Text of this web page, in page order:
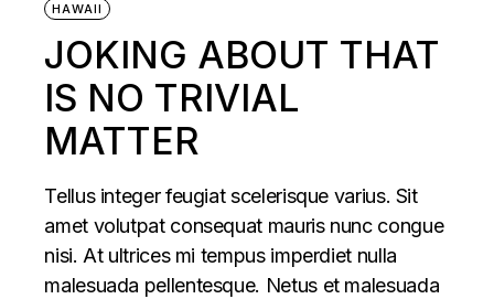
HAWAII
JOKING ABOUT THAT
IS NO TRIVIAL
MATTER
Tellus integer feugiat scelerisque varius. Sit
amet volutpat consequat mauris nunc congue
nisi. At ultrices mi tempus imperdiet nulla
malesuada pellentesque. Netus et malesuada